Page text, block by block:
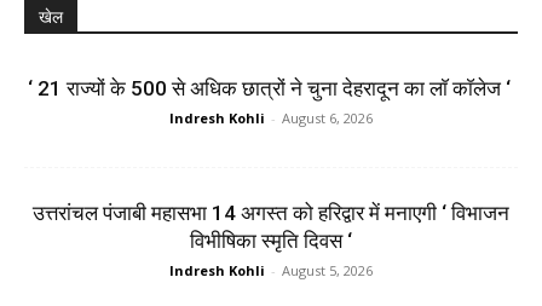
खेल
‘ 21 राज्यों के 500 से अधिक छात्रों ने चुना देहरादून का लाॅ काॅलेज ‘
Indresh Kohli - August 6, 2026
उत्तरांचल पंजाबी महासभा 14 अगस्त को हरिद्वार में मनाएगी ‘ विभाजन
विभीषिका स्मृति दिवस ‘
Indresh Kohli - August 5, 2026